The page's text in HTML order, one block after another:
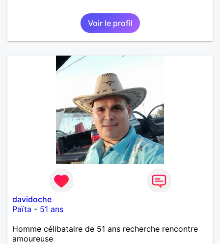
Voir le profil
davidoche
Païta - 51 ans
Homme célibataire de 51 ans recherche rencontre
amoureuse